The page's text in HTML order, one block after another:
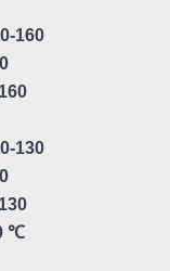
160
130
℃